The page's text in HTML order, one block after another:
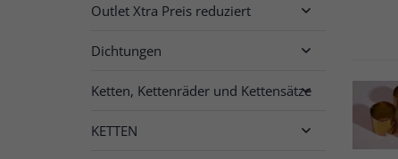
Outlet Xtra Preis reduziert 
Dichtungen 
Ketten, Kettenräder und Kettensätze

KETTEN 